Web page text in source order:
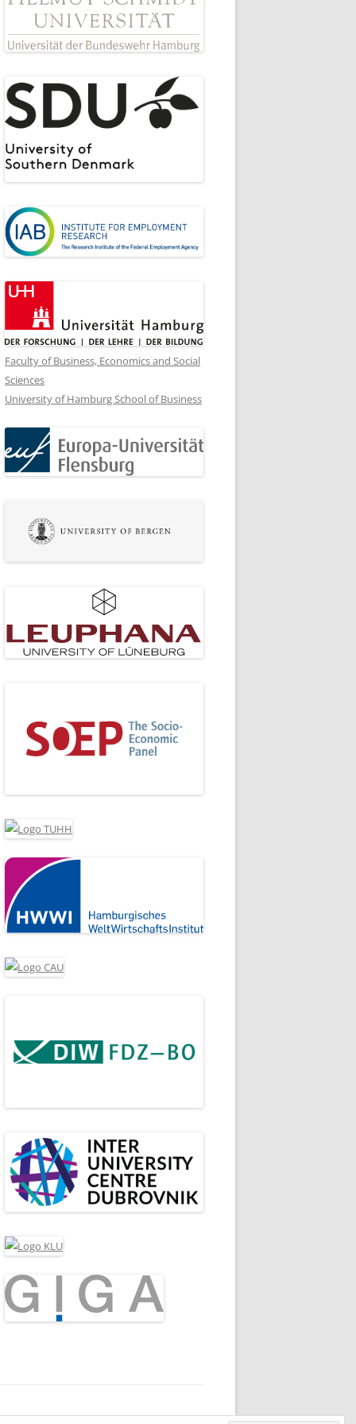
Faculty of Business, Economics and Social
Sciences
University of Hamburg School of Business